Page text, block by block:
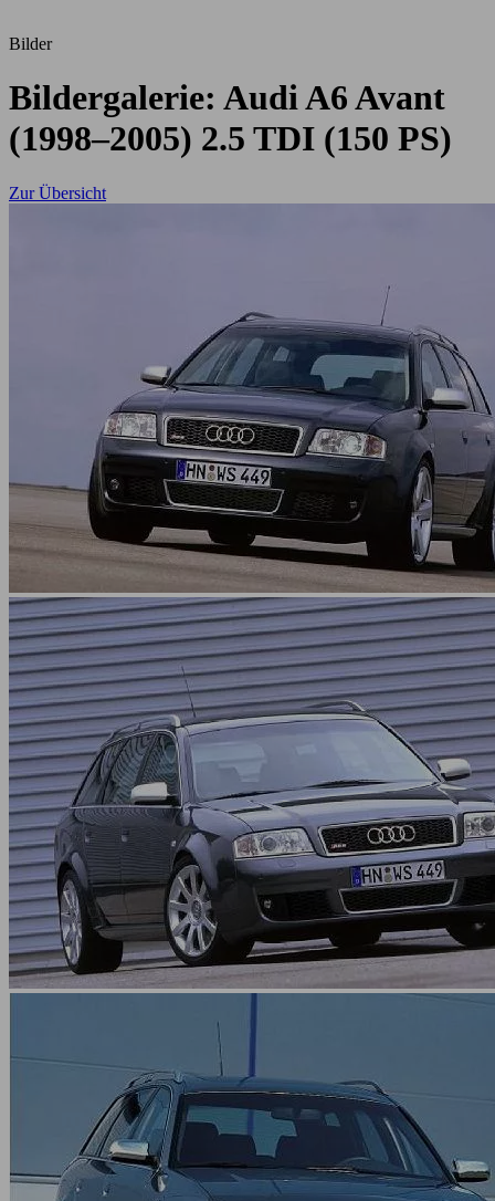
Bilder
Bildergalerie: Audi A6 Avant
(1998–2005) 2.5 TDI (150 PS)
Zur Übersicht